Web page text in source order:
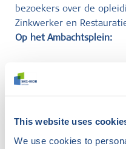
This website uses
We use cookies to
bezoekers over de
Zinkwerker en
Op het Ambachtsplein:
Ga je in gesprek